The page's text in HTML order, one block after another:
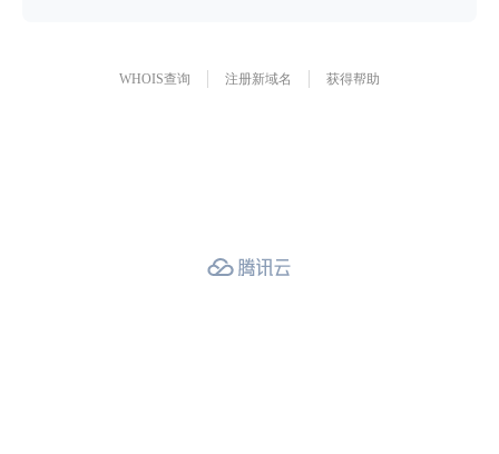
WHOIS查询 注册新域名 获得帮助